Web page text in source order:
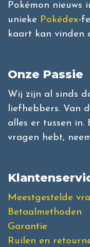
Pokémon nieuws
unieke Pokédex-
kaart kan vinden
Onze Passie
Wij zijn al sinds
liefhebbers. Van
alles er tussen in.
vragen hebt,
Meestgestelde
Betaalmethoden
Garantie
Ruilen en